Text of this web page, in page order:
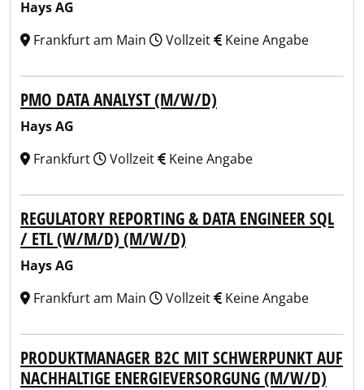
Hays AG
Frankfurt am Main
Vollzeit Keine Angabe
PMO DATA ANALYST (M/W/D)
Hays AG
Frankfurt
Vollzeit Keine Angabe
REGULATORY REPORTING & DATA ENGINEER SQL
/ ETL (W/M/D) (M/W/D)
Hays AG
Frankfurt am Main
Vollzeit Keine Angabe
PRODUKTMANAGER B2C MIT SCHWERPUNKT AUF
NACHHALTIGE ENERGIEVERSORGUNG (M/W/D)